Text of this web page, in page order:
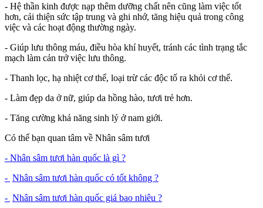
- Hệ thần kinh được nạp thêm dưỡng chất nên cũng làm việc tốt
hơn, cải thiện sức tập trung và ghi nhớ, tăng hiệu quả trong công
việc và các hoạt động thường ngày.
- Giúp lưu thông máu, điều hòa khí huyết, tránh các tình trạng tắc
mạch làm cản trở việc lưu thông.
- Thanh lọc, hạ nhiệt cơ thể, loại trừ các độc tố ra khỏi cơ thể.
- Làm đẹp da ở nữ, giúp da hồng hào, tươi trẻ hơn.
- Tăng cường khả năng sinh lý ở nam giới.
Có thể bạn quan tâm về Nhân sâm tươi
- Nhân sâm tươi hàn quốc là gì ?
- Nhân sâm tươi hàn quốc có tốt không ?
- Nhân sâm tươi hàn quốc giá bao nhiêu ?